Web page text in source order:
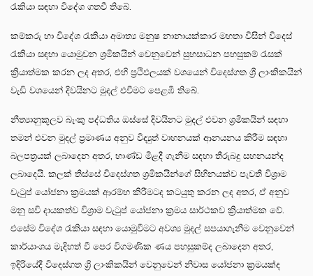
රැකියා සඳහා විදේශ ගතවී තිබේ.
කම්කරු හා විදේශ රැකියා අමාත්‍ය මනුෂ නානායක්කාර මහතා විසින් විදෙස්
රැකියා සඳහා යොමුවන ශ්‍රමිකයින් වෙනුවෙන් සුභසාධන පහසුකම් රැසක්
ක්‍රියාත්මක කරන ලද අතර, එහි ප්‍රථිඵලයක් වශයෙන් විදෙස්ගත ශ්‍රී ලාංකිකයින්
වැඩි වශයෙන් දිවයිනට මුදල් එවීමට පෙළඹී තිබේ.
නීත්‍යානුකූලව බැංකු පද්ධතිය ඔස්සේ දිවයිනට මුදල් එවන ශ්‍රමිකයින් සඳහා
තමන් එවන මුදල් ප්‍රමාණය අනුව විද්‍යුත් වාහනයක් ආනයනය කිරීම සඳහා
බලපත්‍රයක් ලබාදෙන අතර, භාණ්ඩ මිළදී ගැනීම සඳහා තීරුබදු සහනයන්ද
ලබාදෙයි. කලක් තිස්සේ විදෙස්ගත ශ්‍රමිකයින්ගේ සිහිනයක්ව පැවති විශ්‍රාම
වැටුප් යෝජනා ක්‍රමයක් ආරම්භ කිරීමටද කටයුතු කරන ලද අතර, ඒ අනුව
මනු සවි දායකත්ව විශ්‍රාම වැටුප් යෝජනා ක්‍රමය සාර්ථකව ක්‍රියාත්මක වේ.
එසේම විදේශ රැකියා සඳහා යොමුවීමට අවශ්‍ය මුදල් සපයාගැනීම වෙනුවෙන්
කාර්යාංශය මැදිහත් වී පෙර විගමණික ණය පහසුකම්ද ලබාදෙන අතර,
ඉදිරියේදී විදෙස්ගත ශ්‍රි ලාංකිකයින් වෙනුවෙන් නිවාස යෝජනා ක්‍රමයක්ද